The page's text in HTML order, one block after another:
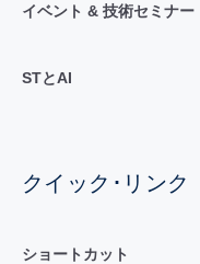
イベント & 技術セミナー
STとAI
クイック･リンク
ショートカット